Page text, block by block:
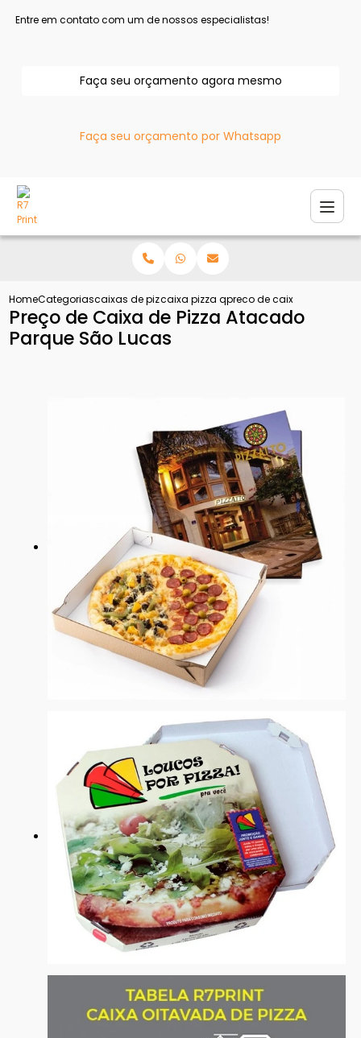
Entre em contato com um de nossos especialistas!
Faça seu orçamento agora mesmo
Faça seu orçamento por Whatsapp
HomeCategoriascaixas de pizzacaixa pizza quadradapreco de caixa de pizza
Preço de Caixa de Pizza Atacado
Parque São Lucas